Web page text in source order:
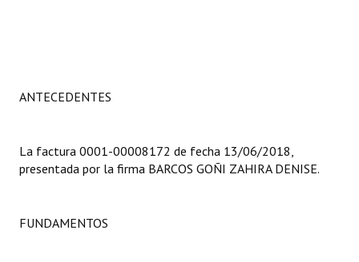
Constitución Provincial
Reglamento Interno
ANTECEDENTES
La factura 0001-00008172 de fecha 13/06/2018,
presentada por la firma BARCOS GOÑI ZAHIRA DENISE.
FUNDAMENTOS